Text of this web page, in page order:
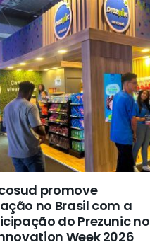
promove
no Brasil com a
do Prezunic no
Week 2026